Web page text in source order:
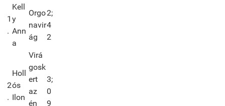
1
.
Kell
y
Ann
a
Orgo
navir
ág
2;
4
2
2
.
Holl
ós
Ilon
Virá
gosk
ert
az
én
3;
0
9